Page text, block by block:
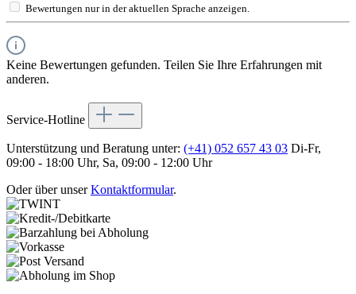
Bewertungen nur in der aktuellen Sprache anzeigen.
Keine Bewertungen gefunden. Teilen Sie Ihre Erfahrungen mit
anderen.
Service-Hotline
Unterstützung und Beratung unter: (+41) 052 657 43 03 Di-Fr,
09:00 - 18:00 Uhr, Sa, 09:00 - 12:00 Uhr
Oder über unserKontaktformular.